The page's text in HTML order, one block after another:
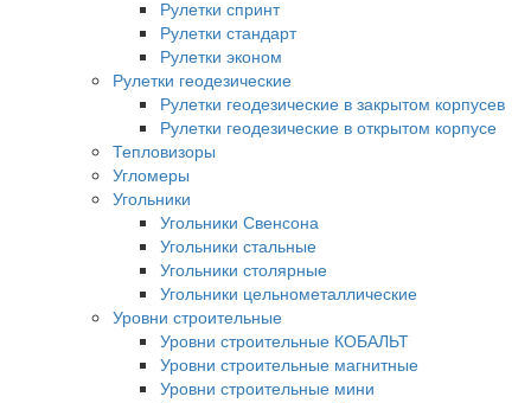
Рулетки спринт
Рулетки стандарт
Рулетки эконом
Рулетки геодезические
Рулетки геодезические в закрытом корпусев
Рулетки геодезические в открытом корпусе
Тепловизоры
Угломеры
Угольники
Угольники Свенсона
Угольники стальные
Угольники столярные
Угольники цельнометаллические
Уровни строительные
Уровни строительные КОБАЛЬТ
Уровни строительные магнитные
Уровни строительные мини